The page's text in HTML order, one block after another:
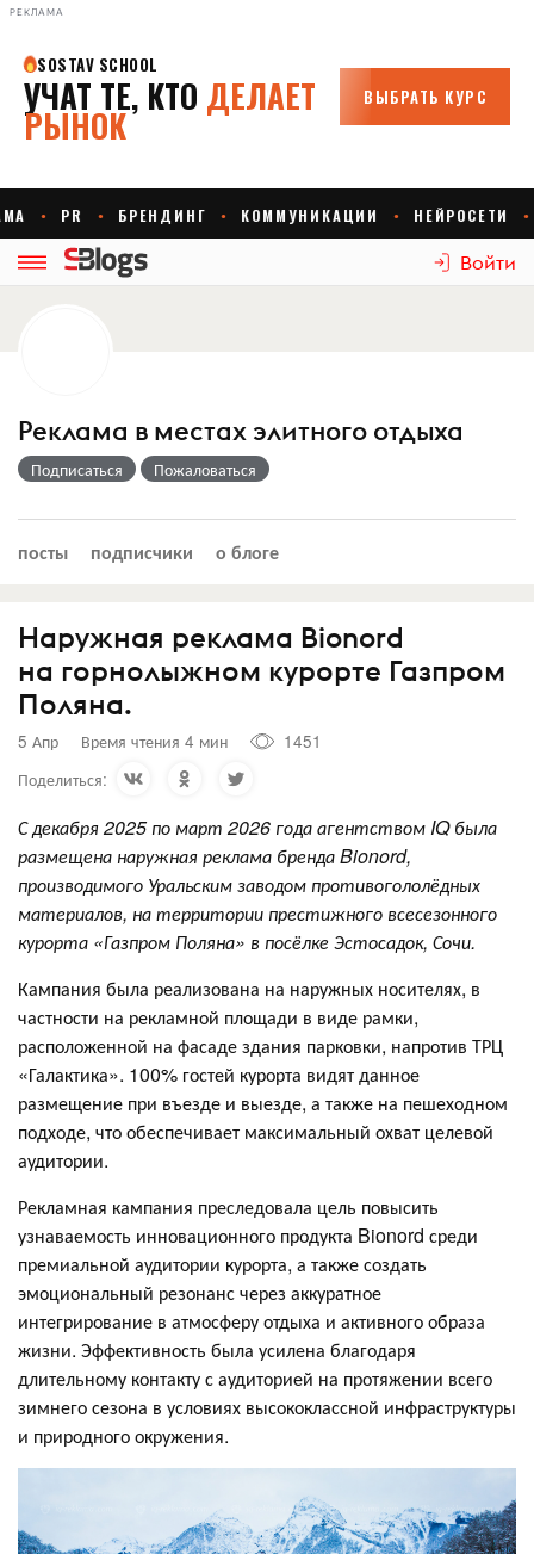
РЕКЛАМА
Войти
Реклама в местах элитного отдыха
Подписаться Пожаловаться
посты подписчики о блоге
Наружная реклама Bionord
на горнолыжном курорте Газпром
Поляна.
5 Апр Время чтения 4 мин
1451
Поделиться:
С декабря 2025 по март 2026 года агентством IQ была
размещена наружная реклама бренда Bionord,
производимого Уральским заводом противогололёдных
материалов, на территории престижного всесезонного
курорта «Газпром Поляна» в посёлке Эстосадок, Сочи.
Кампания была реализована на наружных носителях, в
частности на рекламной площади в виде рамки,
расположенной на фасаде здания парковки, напротив ТРЦ
«Галактика». 100% гостей курорта видят данное
размещение при въезде и выезде, а также на пешеходном
подходе, что обеспечивает максимальный охват целевой
аудитории.
Рекламная кампания преследовала цель повысить
узнаваемость инновационного продукта Bionord среди
премиальной аудитории курорта, а также создать
эмоциональный резонанс через аккуратное
интегрирование в атмосферу отдыха и активного образа
жизни. Эффективность была усилена благодаря
длительному контакту с аудиторией на протяжении всего
зимнего сезона в условиях высококлассной инфраструктуры
и природного окружения.